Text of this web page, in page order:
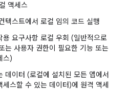
액세스
텍스트에서 로컬 임의 코드 실행
용 요구사항 로컬 우회 (일반적으로
는 사용자 권한이 필요한 기능 또는
스)
데이터 (로컬에 설치된 모든 앱에서
세스할 수 있는 데이터)에 원격 액세